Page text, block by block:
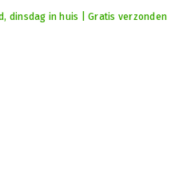
dinsdag in huis | Gratis verzonden